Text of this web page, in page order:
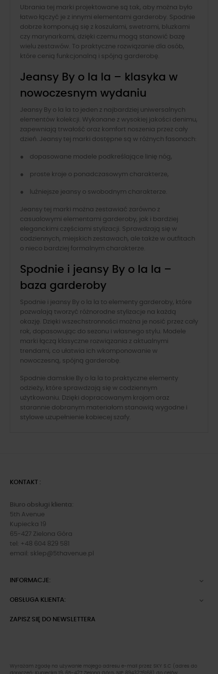
Ubrania tej marki projektowane są tak, aby można było
łatwo łączyć je z innymi elementami garderoby. Spodnie
dobrze komponują się z koszulami, swetrami, bluzkami
czy marynarkami, dzięki czemu mogą stanowić bazę
wielu zestawów. To praktyczne rozwiązanie dla osób,
które cenią funkcjonalną i spójną garderobę.
Jeansy By o la la – klasyka w
nowoczesnym wydaniu
Jeansy By o la la to jeden z najbardziej uniwersalnych
elementów kolekcji. Wykonane z wysokiej jakości denimu,
zapewniają trwałość oraz komfort noszenia przez cały
dzień. Jeansy tej marki dostępne są w różnych fasonach:
● dopasowane modele podkreślające linię nóg,
● proste kroje o ponadczasowym charakterze,
● luźniejsze jeansy o swobodnym charakterze.
Jeansy tej marki można zestawiać zarówno z
casualowymi elementami garderoby, jak i bardziej
eleganckimi częściami stylizacji. Sprawdzają się w
codziennych, miejskich zestawach, ale także w outfitach
o nieco bardziej formalnym charakterze.
Spodnie i jeansy By o la la –
baza garderoby
Spodnie i jeansy By o la la to elementy garderoby, które
pozwalają tworzyć różnorodne stylizacje na każdą
okazję. Dzięki wszechstronności można je nosić przez cały
rok, dopasowując do sezonu i własnego stylu. Modele
marki łączą klasyczne rozwiązania z aktualnymi
trendami, co ułatwia ich wkomponowanie w
nowoczesną, spójną garderobę.
Spodnie damskie By o la la to praktyczne elementy
odzieży, które sprawdzają się w codziennym
użytkowaniu. Dzięki dopracowanym krojom oraz
starannie dobranym materiałom stanowią wygodne i
stylowe uzupełnienie kobiecej szafy.
KONTAKT :
Biuro obsługi klienta:
5th Avenue
Kupiecka 19
65-427 Zielona Góra
tel: +48 604 829 581
email: sklep@5thavenue.pl
INFORMACJE: 
OBSŁUGA KLIENTA: 
ZAPISZ SIĘ DO NEWSLETTERA
Wyrażam zgodę na używanie mojego adresu e-mail przez SKY S.C (adres do
doręczeń: Kupiecka 19, 65-427 Zielona Góra, NIP 8943276168) do celów